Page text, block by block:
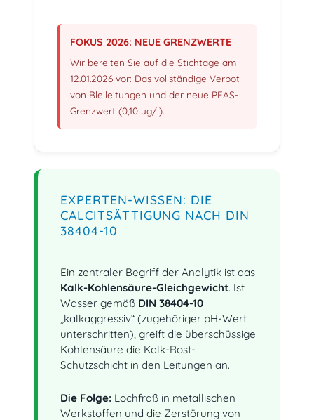
FOKUS 2026: NEUE GRENZWERTE
Wir bereiten Sie auf die Stichtage am
12.01.2026 vor: Das vollständige Verbot
von Bleileitungen und der neue PFAS-
Grenzwert (0,10 µg/l).
EXPERTEN-WISSEN: DIE
CALCITSÄTTIGUNG NACH DIN
38404-10
Ein zentraler Begriff der Analytik ist das
Kalk-Kohlensäure-Gleichgewicht. Ist
Wasser gemäß DIN 38404-10
„kalkaggressiv“ (zugehöriger pH-Wert
unterschritten), greift die überschüssige
Kohlensäure die Kalk-Rost-
Schutzschicht in den Leitungen an.
Die Folge: Lochfraß in metallischen
Werkstoffen und die Zerstörung von